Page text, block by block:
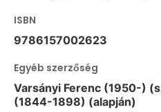
ISBN
9786157002623
Egyéb szerzőség
Varsányi Ferenc (1950-)
(1844-1898) (alapján)